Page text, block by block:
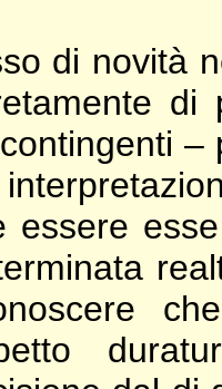
di novità
essere